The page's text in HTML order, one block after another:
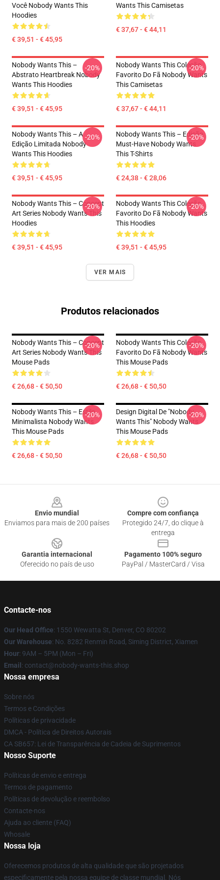
Você Nobody Wants This
Hoodies
€ 39,51 - € 45,95
Wants This Camisetas
€ 37,67 - € 44,11
Nobody Wants This –
Abstrato Heartbreak Nobody
Wants This Hoodies
€ 39,51 - € 45,95
-20%
Nobody Wants This Coleção
Favorito Do Fã Nobody Wants
This Camisetas
€ 37,67 - € 44,11
-20%
Nobody Wants This – A
Edição Limitada Nobody
Wants This Hoodies
€ 39,51 - € 45,95
-20%
Nobody Wants This – Edição
Must-Have Nobody Wants
This T-Shirts
€ 24,38 - € 28,06
-20%
Nobody Wants This – Concept
Art Series Nobody Wants This
Hoodies
€ 39,51 - € 45,95
-20%
Nobody Wants This Coleção
Favorito Do Fã Nobody Wants
This Hoodies
€ 39,51 - € 45,95
-20%
VER MAIS
Produtos relacionados
Nobody Wants This – Concept
Art Series Nobody Wants This
Mouse Pads
€ 26,68 - € 50,50
-20%
Nobody Wants This Coleção
Favorito Do Fã Nobody Wants
This Mouse Pads
€ 26,68 - € 50,50
-20%
Nobody Wants This – Estilo
Minimalista Nobody Wants
This Mouse Pads
€ 26,68 - € 50,50
-20%
Design Digital De "Nobody
Wants This" Nobody Wants
This Mouse Pads
€ 26,68 - € 50,50
-20%
Envio mundial
Enviamos para mais de 200 países
Compre com confiança
Protegido 24/7, do clique à
entrega
Garantia internacional
Oferecido no país de uso
Pagamento 100% seguro
PayPal / MasterCard / Visa
Contacte-nos
Our Head Office: 1550 Wewatta St, Denver, CO 80202
Our Warehouse: No. 8282 Renmin Road, Siming District, Xiamen
Hour: 9AM – 5PM (Mon – Fri)
Email : contact@nobody-wants-this.shop
Nossa empresa
Sobre nós
Termos e Condições
Políticas de privacidade
DMCA - Política de Direitos Autorais
CA SB657: Lei de Transparência de Cadeia de Suprimentos
Nosso Suporte
Políticas de envio e entrega
Termos de pagamento
Políticas de devolução e reembolso
Contacte-nos
Ajuda ao cliente (FAQ)
Whosale
Nossa loja
Oferecemos produtos de alta qualidade que são projetados
especificamente pela nossa equipe de classe mundial. Nós